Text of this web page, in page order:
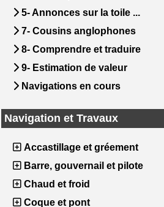
5- Annonces sur la toile ...
7- Cousins anglophones
8- Comprendre et traduire
9- Estimation de valeur
Navigations en cours
Navigation et Travaux
Accastillage et gréement
Barre, gouvernail et pilote
Chaud et froid
Coque et pont